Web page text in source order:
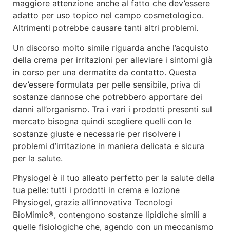
maggiore attenzione anche al fatto che dev’essere
adatto per uso topico nel campo cosmetologico.
Altrimenti potrebbe causare tanti altri problemi.
Un discorso molto simile riguarda anche l’acquisto
della crema per irritazioni per alleviare i sintomi già
in corso per una dermatite da contatto. Questa
dev’essere formulata per pelle sensibile, priva di
sostanze dannose che potrebbero apportare dei
danni all’organismo. Tra i vari i prodotti presenti sul
mercato bisogna quindi scegliere quelli con le
sostanze giuste e necessarie per risolvere i
problemi d’irritazione in maniera delicata e sicura
per la salute.
Physiogel è il tuo alleato perfetto per la salute della
tua pelle: tutti i prodotti in crema e lozione
Physiogel, grazie all’innovativa Tecnologi
BioMimic®, contengono sostanze lipidiche simili a
quelle fisiologiche che, agendo con un meccanismo